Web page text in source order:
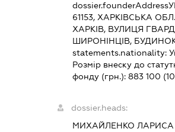
dossier.founderAddress
61153, ХАРКІВСЬКА
ХАРКІВ, ВУЛИЦЯ
ШИРОНІНЦІВ,
statements.nationality:
Розмір внеску до
фонду (грн.):883 100
dossier.heads:
МИХАЙЛЕНКО ЛАРИСА